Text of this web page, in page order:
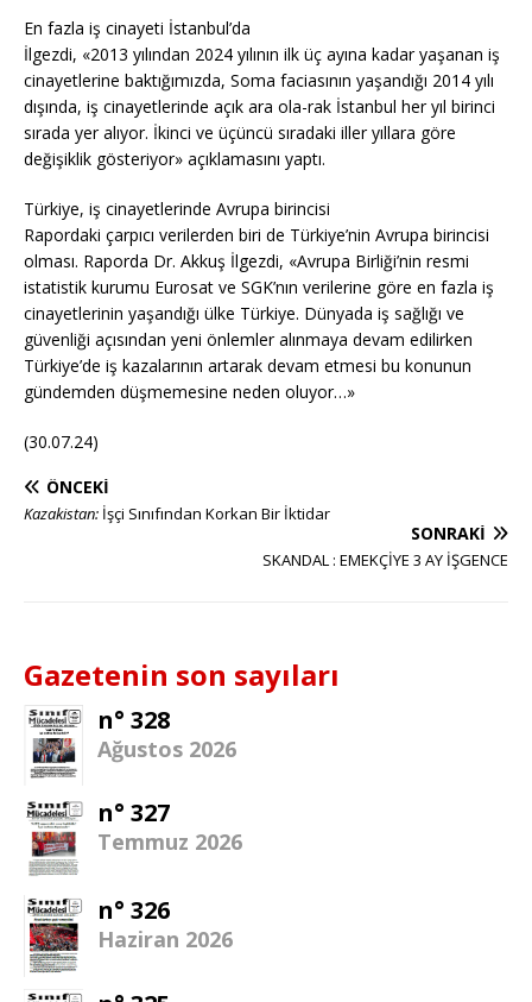
En fazla iş cinayeti İstanbul’da
İlgezdi, «2013 yılından 2024 yılının ilk üç ayına kadar yaşanan iş
cinayetlerine baktığımızda, Soma faciasının yaşandığı 2014 yılı
dışında, iş cinayetlerinde açık ara ola-rak İstanbul her yıl birinci
sırada yer alıyor. İkinci ve üçüncü sıradaki iller yıllara göre
değişiklik gösteriyor» açıklamasını yaptı.
Türkiye, iş cinayetlerinde Avrupa birincisi
Rapordaki çarpıcı verilerden biri de Türkiye’nin Avrupa birincisi
olması. Raporda Dr. Akkuş İlgezdi, «Avrupa Birliği’nin resmi
istatistik kurumu Eurosat ve SGK’nın verilerine göre en fazla iş
cinayetlerinin yaşandığı ülke Türkiye. Dünyada iş sağlığı ve
güvenliği açısından yeni önlemler alınmaya devam edilirken
Türkiye’de iş kazalarının artarak devam etmesi bu konunun
gündemden düşmemesine neden oluyor…»
(30.07.24)
ÖNCEKI
Kazakistan: İşçi Sınıfından Korkan Bir İktidar
SONRAKI
SKANDAL : EMEKÇİYE 3 AY İŞGENCE
Gazetenin son sayıları
n° 328
Ağustos 2026
n° 327
Temmuz 2026
n° 326
Haziran 2026